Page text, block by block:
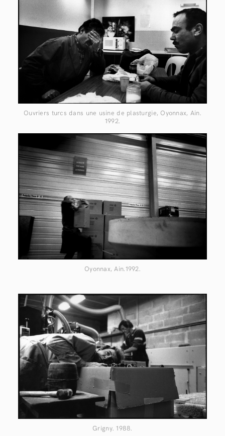
Ouvriers turcs dans une usine de plasturgie, Oyonnax, Ain.
1992.
Oyonnax, Ain.1992.
Grigny. 1988.